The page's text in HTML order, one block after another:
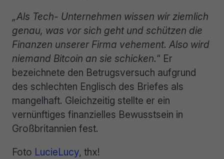
„Als Tech- Unternehmen wissen wir ziemlich
genau, was vor sich geht und schützen die
Finanzen unserer Firma vehement. Also wird
niemand Bitcoin an sie schicken.“ Er
bezeichnete den Betrugsversuch aufgrund
des schlechten Englisch des Briefes als
mangelhaft. Gleichzeitig stellte er ein
vernünftiges finanzielles Bewusstsein in
Großbritannien fest.
Foto LucieLucy, thx!